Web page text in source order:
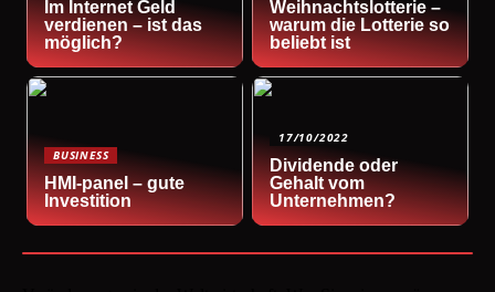
Im Internet Geld
verdienen – ist das
möglich?
Weihnachtslotterie –
warum die Lotterie so
beliebt ist
BUSINESS
HMI-panel – gute
Investition
17/10/2022
Dividende oder
Gehalt vom
Unternehmen?